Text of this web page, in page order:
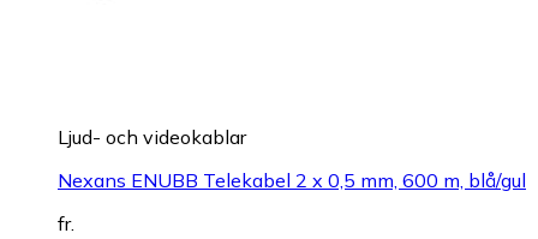
Ljud- och videokablar
Nexans ENUBB Telekabel 2 x 0,5 mm, 600 m, blå/gul
fr.